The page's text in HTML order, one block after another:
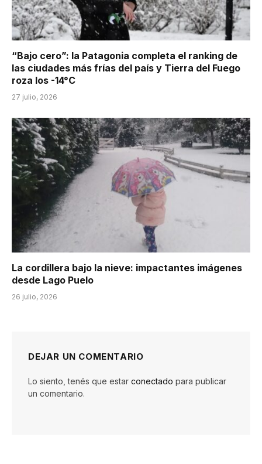
“Bajo cero”: la Patagonia completa el ranking de
las ciudades más frías del país y Tierra del Fuego
roza los -14°C
27 julio, 2026
La cordillera bajo la nieve: impactantes imágenes
desde Lago Puelo
26 julio, 2026
DEJAR UN COMENTARIO
Lo siento, tenés que estar conectado para publicar
un comentario.